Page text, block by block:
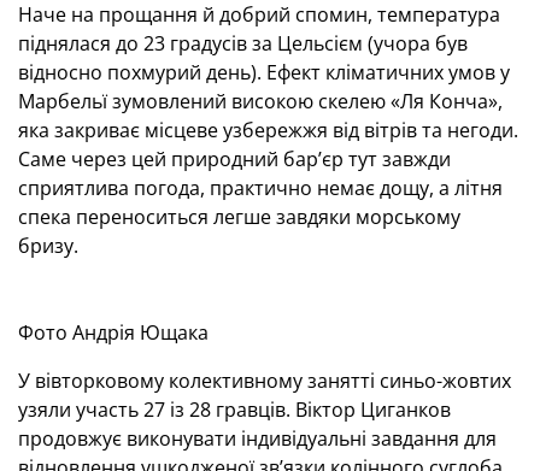
Наче на прощання й добрий спомин, температура
піднялася до 23 градусів за Цельсієм (учора був
відносно похмурий день). Ефект кліматичних умов у
Марбельї зумовлений високою скелею «Ля Конча»,
яка закриває місцеве узбережжя від вітрів та негоди.
Саме через цей природний бар’єр тут завжди
сприятлива погода, практично немає дощу, а літня
спека переноситься легше завдяки морському
бризу.
Фото Андрія Ющака
У вівторковому колективному занятті синьо-жовтих
узяли участь 27 із 28 гравців. Віктор Циганков
продовжує виконувати індивідуальні завдання для